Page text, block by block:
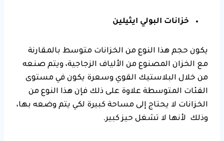
خزانات البولي ايثيلين
يكون حجم هذا النوع من الخزانات متوسط بالمقارنة
مع الخزان المصنوع من الألياف الزجاجية، ويتم صنعه
من خلال البلاستيك القوي وسعرة يكون في مستوى
الفئات المتوسطة علاوة على ذلك فإن هذا النوع من
الخزانات لا يحتاج إلى مساحة كبيرة لكي يتم وضعه بها،
وذلك لأنها لا تشغل حيز كبير.